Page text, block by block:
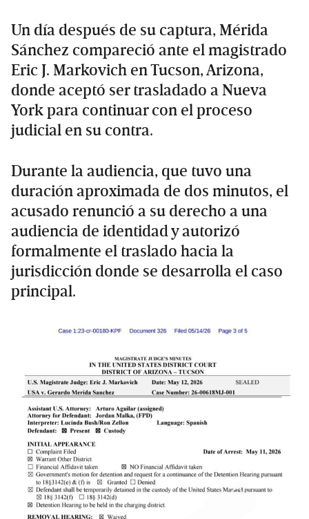
Un día después de su captura, Mérida
Sánchez compareció ante el magistrado
Eric J. Markovich en Tucson, Arizona,
donde aceptó ser trasladado a Nueva
York para continuar con el proceso
judicial en su contra.
Durante la audiencia, que tuvo una
duración aproximada de dos minutos, el
acusado renunció a su derecho a una
audiencia de identidad y autorizó
formalmente el traslado hacia la
jurisdicción donde se desarrolla el caso
principal.